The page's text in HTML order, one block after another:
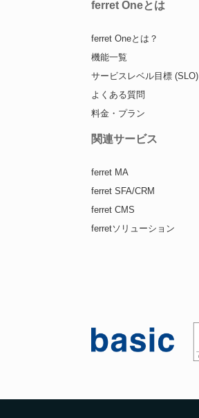
ferret Oneとは
ferret Oneとは？
機能一覧
サービスレベル目標 (SLO)
よくある質問
料金・プラン
関連サービス
ferret MA
ferret SFA/CRM
ferret CMS
ferretソリューション